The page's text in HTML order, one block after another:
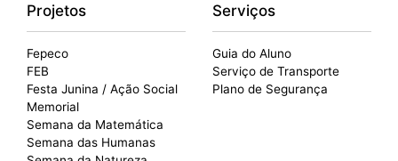
Projetos
Fepeco
FEB
Festa Junina / Ação Social
Memorial
Semana da Matemática
Semana das Humanas
Serviços
Guia do Aluno
Serviço de Transporte
Plano de Segurança